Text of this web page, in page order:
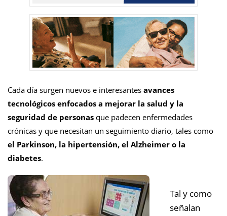
Cada día surgen nuevos e interesantes avances
tecnológicos enfocados a mejorar la salud y la
seguridad de personas que padecen enfermedades
crónicas y que necesitan un seguimiento diario, tales como
el Parkinson, la hipertensión, el Alzheimer o la
diabetes.
Tal y como
señalan